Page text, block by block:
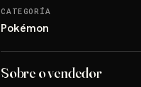
CATEGORÍA
Pokémon
Sobre o vendedor